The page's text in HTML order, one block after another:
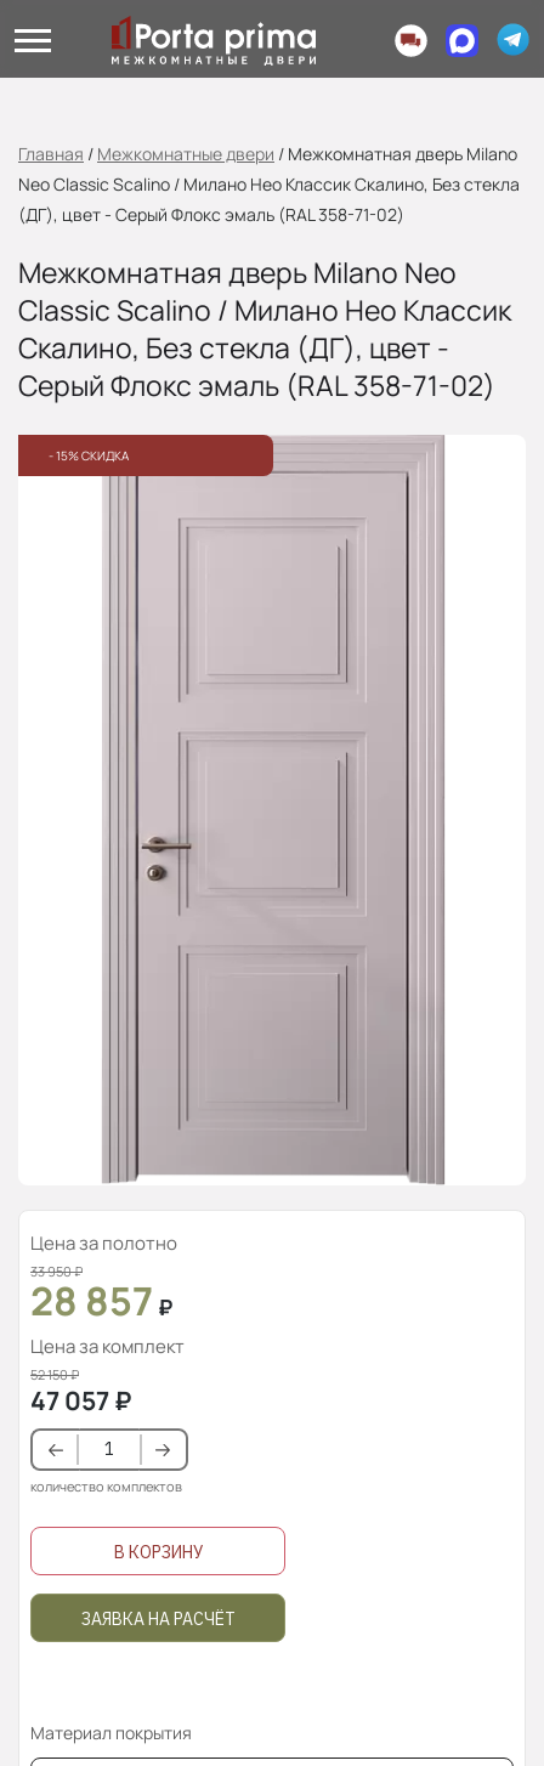
Главная / Межкомнатные двери / Межкомнатная дверь Milano
Neo Classic Scalino / Милано Нео Классик Скалино, Без стекла
(ДГ), цвет - Серый Флокс эмаль (RAL 358-71-02)
Межкомнатная дверь Milano Neo
Classic Scalino / Милано Нео Классик
Скалино, Без стекла (ДГ), цвет -
Серый Флокс эмаль (RAL 358-71-02)
- 15% СКИДКА
Цена за полотно
33 950₽
28 857 ₽
Цена за комплект
52 150₽
47 057₽
количество комплектов
В КОРЗИНУ
ЗАЯВКА НА РАСЧЁТ
Материал покрытия